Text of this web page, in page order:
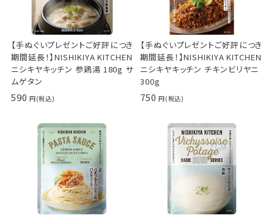
【手ぬぐいプレゼントご好評につき
期間延長！】NISHIKIYA KITCHEN
ニシキヤキッチン 参鶏湯 180g サ
ムゲタン
590
【手ぬぐいプレゼントご好評につき
期間延長！】NISHIKIYA KITCHEN
ニシキヤキッチン チキンビリヤニ
300g
750